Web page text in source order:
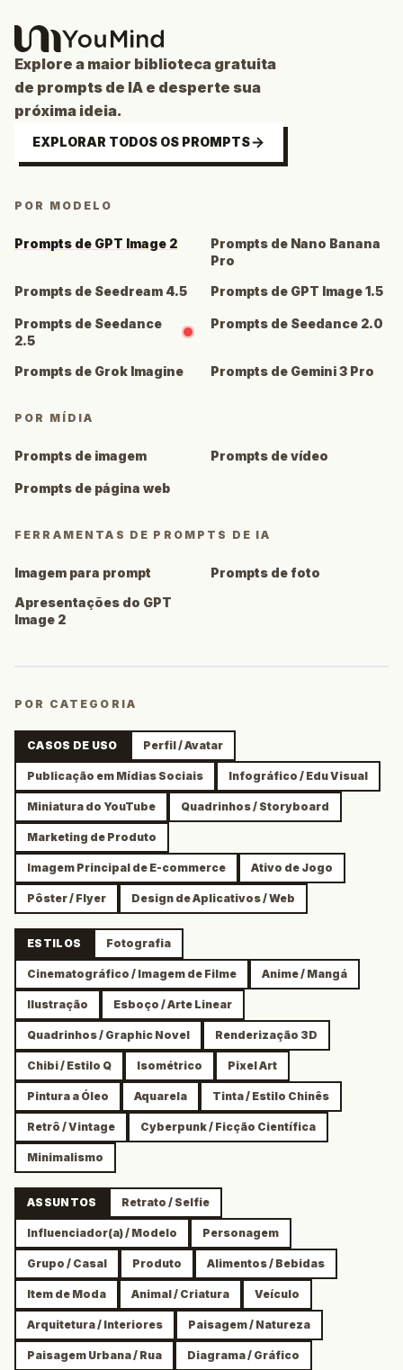
Explore a maior biblioteca gratuita
de prompts de IA e desperte sua
próxima ideia.
EXPLORAR TODOS OS PROMPTS
POR MODELO
Prompts de GPT Image 2
Prompts de Nano Banana
Pro
Prompts de Seedream 4.5
Prompts de GPT Image 1.5
Prompts de Seedance
2.5
Prompts de Seedance 2.0
Prompts de Grok Imagine Prompts de Gemini 3 Pro
POR MÍDIA
Prompts de imagem Prompts de vídeo
Prompts de página web
FERRAMENTAS DE PROMPTS DE IA
Imagem para prompt
Prompts de foto
Apresentações do GPT
Image 2
POR CATEGORIA
CASOS DE USO Perfil / Avatar
Publicação em Mídias Sociais Infográfico / Edu Visual
Miniatura do YouTube Quadrinhos / Storyboard
Marketing de Produto
Imagem Principal de E-commerce Ativo de Jogo
Pôster / Flyer Design de Aplicativos / Web
ESTILOS Fotografia
Cinematográfico / Imagem de Filme Anime / Mangá
Ilustração Esboço / Arte Linear
Quadrinhos / Graphic Novel Renderização 3D
Chibi / Estilo Q Isométrico Pixel Art
Pintura a Óleo Aquarela Tinta / Estilo Chinês
Retrô / Vintage Cyberpunk / Ficção Científica
Minimalismo
ASSUNTOS Retrato / Selfie
Influenciador(a) / Modelo Personagem
Grupo / Casal Produto Alimentos / Bebidas
Item de Moda Animal / Criatura Veículo
Arquitetura / Interiores Paisagem / Natureza
Paisagem Urbana / Rua Diagrama / Gráfico